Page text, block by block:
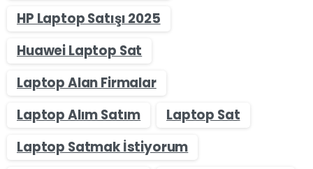
HP Laptop Satışı 2025
Huawei Laptop Sat
Laptop Alan Firmalar
Laptop Alım Satım
Laptop Sat
Laptop Satmak İstiyorum